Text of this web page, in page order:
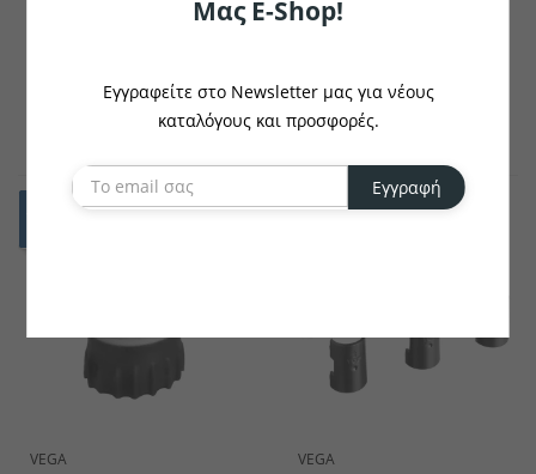
το κομμάτι
Παλέτα Δαπέδου Solid
το κομμάτι
VEGA VEGA
Μας E-Shop!
Εγγραφείτε στο Newsletter μας για νέους
καταλόγους και προσφορές.
Εγγραφή